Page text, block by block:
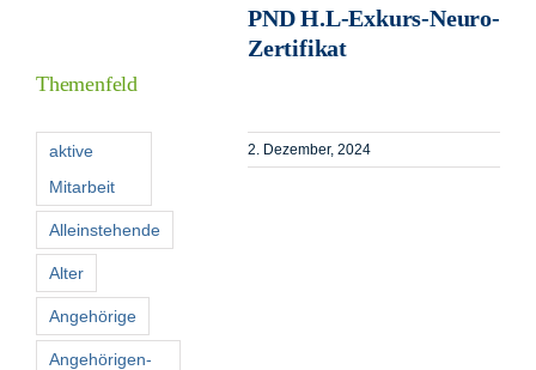
Kontakt
Suche
nach:
PND H.L-Exkurs-Neuro-
Zertifikat
2. Dezember, 2024
Themenfeld
aktive
Mitarbeit
Alleinstehende
Alter
Angehörige
Angehörigen-